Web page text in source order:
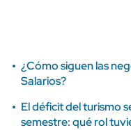
¿Cómo siguen las
Salarios?
El déficit del turismo
semestre: qué rol